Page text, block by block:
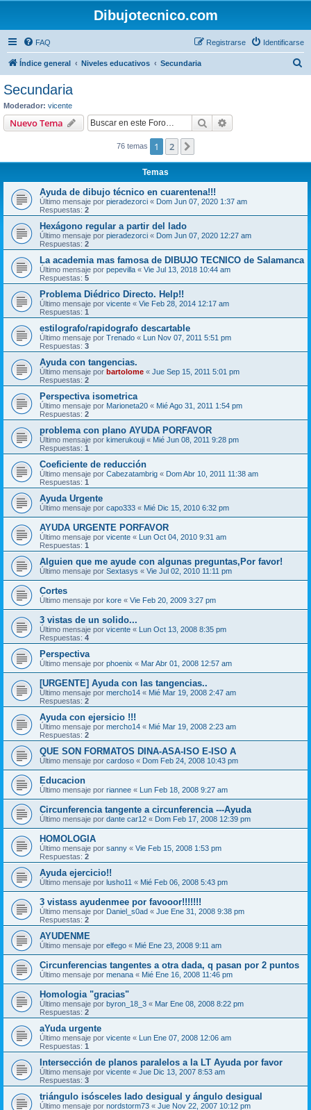
Dibujotecnico.com
FAQ Identificarse
Registrarse
Índice general Niveles educativos Secundaria
Secundaria
Moderador: vicente
Nuevo Tema Buscar
76 temas 1 2
Temas
Ayuda de dibujo técnico en cuarentena!!!
Último mensaje por pieradezorci « Dom Jun 07, 2020 1:37 am
Respuestas: 2
Hexágono regular a partir del lado
Último mensaje por pieradezorci « Dom Jun 07, 2020 12:27 am
Respuestas: 2
La academia mas famosa de DIBUJO TECNICO de Salamanca
Último mensaje por pepevilla « Vie Jul 13, 2018 10:44 am
Respuestas: 5
Problema Diédrico Directo. Help!!
Último mensaje por vicente « Vie Feb 28, 2014 12:17 am
Respuestas: 1
estilografo/rapidografo descartable
Último mensaje por Trenado « Lun Nov 07, 2011 5:51 pm
Respuestas: 3
Ayuda con tangencias.
Último mensaje por bartolome « Jue Sep 15, 2011 5:01 pm
Respuestas: 2
Perspectiva isometrica
Último mensaje por Marioneta20 « Mié Ago 31, 2011 1:54 pm
Respuestas: 2
problema con plano AYUDA PORFAVOR
Último mensaje por kimerukouji « Mié Jun 08, 2011 9:28 pm
Respuestas: 1
Coeficiente de reducción
Último mensaje por Cabezatambrig « Dom Abr 10, 2011 11:38 am
Respuestas: 1
Ayuda Urgente
Último mensaje por capo333 « Mié Dic 15, 2010 6:32 pm
AYUDA URGENTE PORFAVOR
Último mensaje por vicente « Lun Oct 04, 2010 9:31 am
Respuestas: 1
Alguien que me ayude con algunas preguntas,Por favor!
Último mensaje por Sextasys « Vie Jul 02, 2010 11:11 pm
Cortes
Último mensaje por kore « Vie Feb 20, 2009 3:27 pm
3 vistas de un solido...
Último mensaje por vicente « Lun Oct 13, 2008 8:35 pm
Respuestas: 4
Perspectiva
Último mensaje por phoenix « Mar Abr 01, 2008 12:57 am
[URGENTE] Ayuda con las tangencias..
Último mensaje por mercho14 « Mié Mar 19, 2008 2:47 am
Respuestas: 2
Ayuda con ejersicio !!!
Último mensaje por mercho14 « Mié Mar 19, 2008 2:23 am
Respuestas: 2
QUE SON FORMATOS DINA-ASA-ISO E-ISO A
Último mensaje por cardoso « Dom Feb 24, 2008 10:43 pm
Educacion
Último mensaje por riannee « Lun Feb 18, 2008 9:27 am
Circunferencia tangente a circunferencia ---Ayuda
Último mensaje por dante car12 « Dom Feb 17, 2008 12:39 pm
HOMOLOGIA
Último mensaje por sanny « Vie Feb 15, 2008 1:53 pm
Respuestas: 2
Ayuda ejercicio!!
Último mensaje por lusho11 « Mié Feb 06, 2008 5:43 pm
3 vistass ayudenmee por favooor!!!!!!!
Último mensaje por Daniel_s0ad « Jue Ene 31, 2008 9:38 pm
Respuestas: 2
AYUDENME
Último mensaje por elfego « Mié Ene 23, 2008 9:11 am
Circunferencias tangentes a otra dada, q pasan por 2 puntos
Último mensaje por menana « Mié Ene 16, 2008 11:46 pm
Homologia "gracias"
Último mensaje por byron_18_3 « Mar Ene 08, 2008 8:22 pm
Respuestas: 2
aYuda urgente
Último mensaje por vicente « Lun Ene 07, 2008 12:06 am
Respuestas: 1
Intersección de planos paralelos a la LT Ayuda por favor
Último mensaje por vicente « Jue Dic 13, 2007 8:53 am
Respuestas: 3
triángulo isósceles lado desigual y ángulo desigual
Último mensaje por nordstorm73 « Jue Nov 22, 2007 10:12 pm